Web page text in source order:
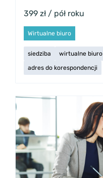
399 zł / pół roku
Wirtualne biuro
siedziba wirtualne biuro
adres do korespondencji